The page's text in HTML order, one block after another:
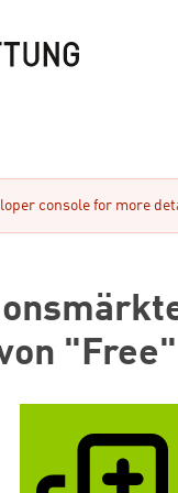
console for more